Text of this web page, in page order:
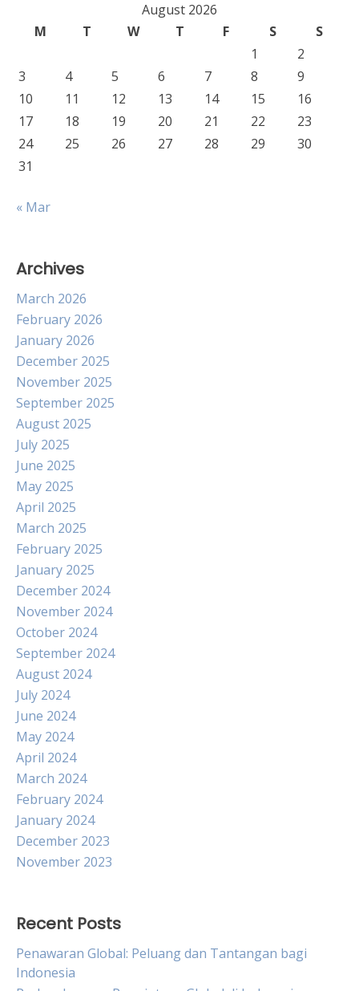
August 2026
M
T W T F S
S
1
2
3
4 5 6 7 8
9
10
11 12 13 14 15
16
17
18 19 20 21 22
23
24
25 26 27 28 29
30
31
« Mar
Archives
March 2026
February 2026
January 2026
December 2025
November 2025
September 2025
August 2025
July 2025
June 2025
May 2025
April 2025
March 2025
February 2025
January 2025
December 2024
November 2024
October 2024
September 2024
August 2024
July 2024
June 2024
May 2024
April 2024
March 2024
February 2024
January 2024
December 2023
November 2023
Recent Posts
Penawaran Global: Peluang dan Tantangan bagi
Indonesia